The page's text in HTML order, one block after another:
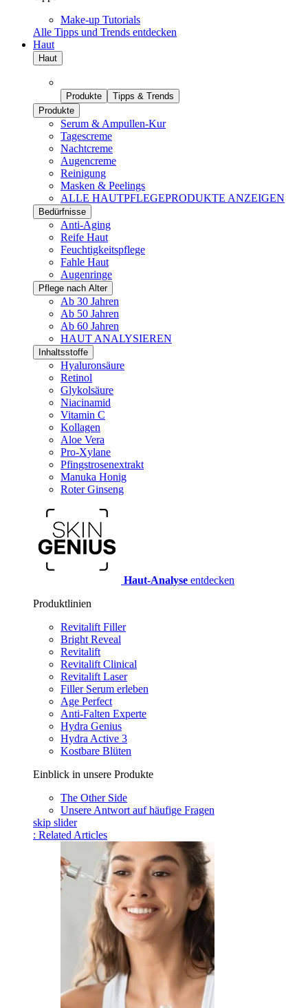
Make-up Tutorials
Alle Tipps und Trends entdecken
Haut
Haut
Produkte
Tipps & Trends
Produkte
Serum & Ampullen-Kur
Tagescreme
Nachtcreme
Augencreme
Reinigung
Masken & Peelings
ALLE HAUTPFLEGEPRODUKTE ANZEIGEN
Bedürfnisse
Anti-Aging
Reife Haut
Feuchtigkeitspflege
Fahle Haut
Augenringe
Pflege nach Alter
Ab 30 Jahren
Ab 50 Jahren
Ab 60 Jahren
HAUT ANALYSIEREN
Inhaltsstoffe
Hyaluronsäure
Retinol
Glykolsäure
Niacinamid
Vitamin C
Kollagen
Aloe Vera
Pro-Xylane
Pfingstrosenextrakt
Manuka Honig
Roter Ginseng
Haut-Analyse entdecken
Produktlinien
Revitalift Filler
Bright Reveal
Revitalift
Revitalift Clinical
Revitalift Laser
Filler Serum erleben
Age Perfect
Anti-Falten Experte
Hydra Genius
Hydra Active 3
Kostbare Blüten
Einblick in unsere Produkte
The Other Side
Unsere Antwort auf häufige Fragen
skip slider
: Related Articles